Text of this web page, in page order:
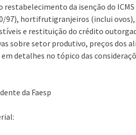
restabelecimento da isenção do
97), hortifrutigranjeiros (inclui
e restituição do crédito
sobre setor produtivo, preços dos
detalhes no tópico das
da Faesp